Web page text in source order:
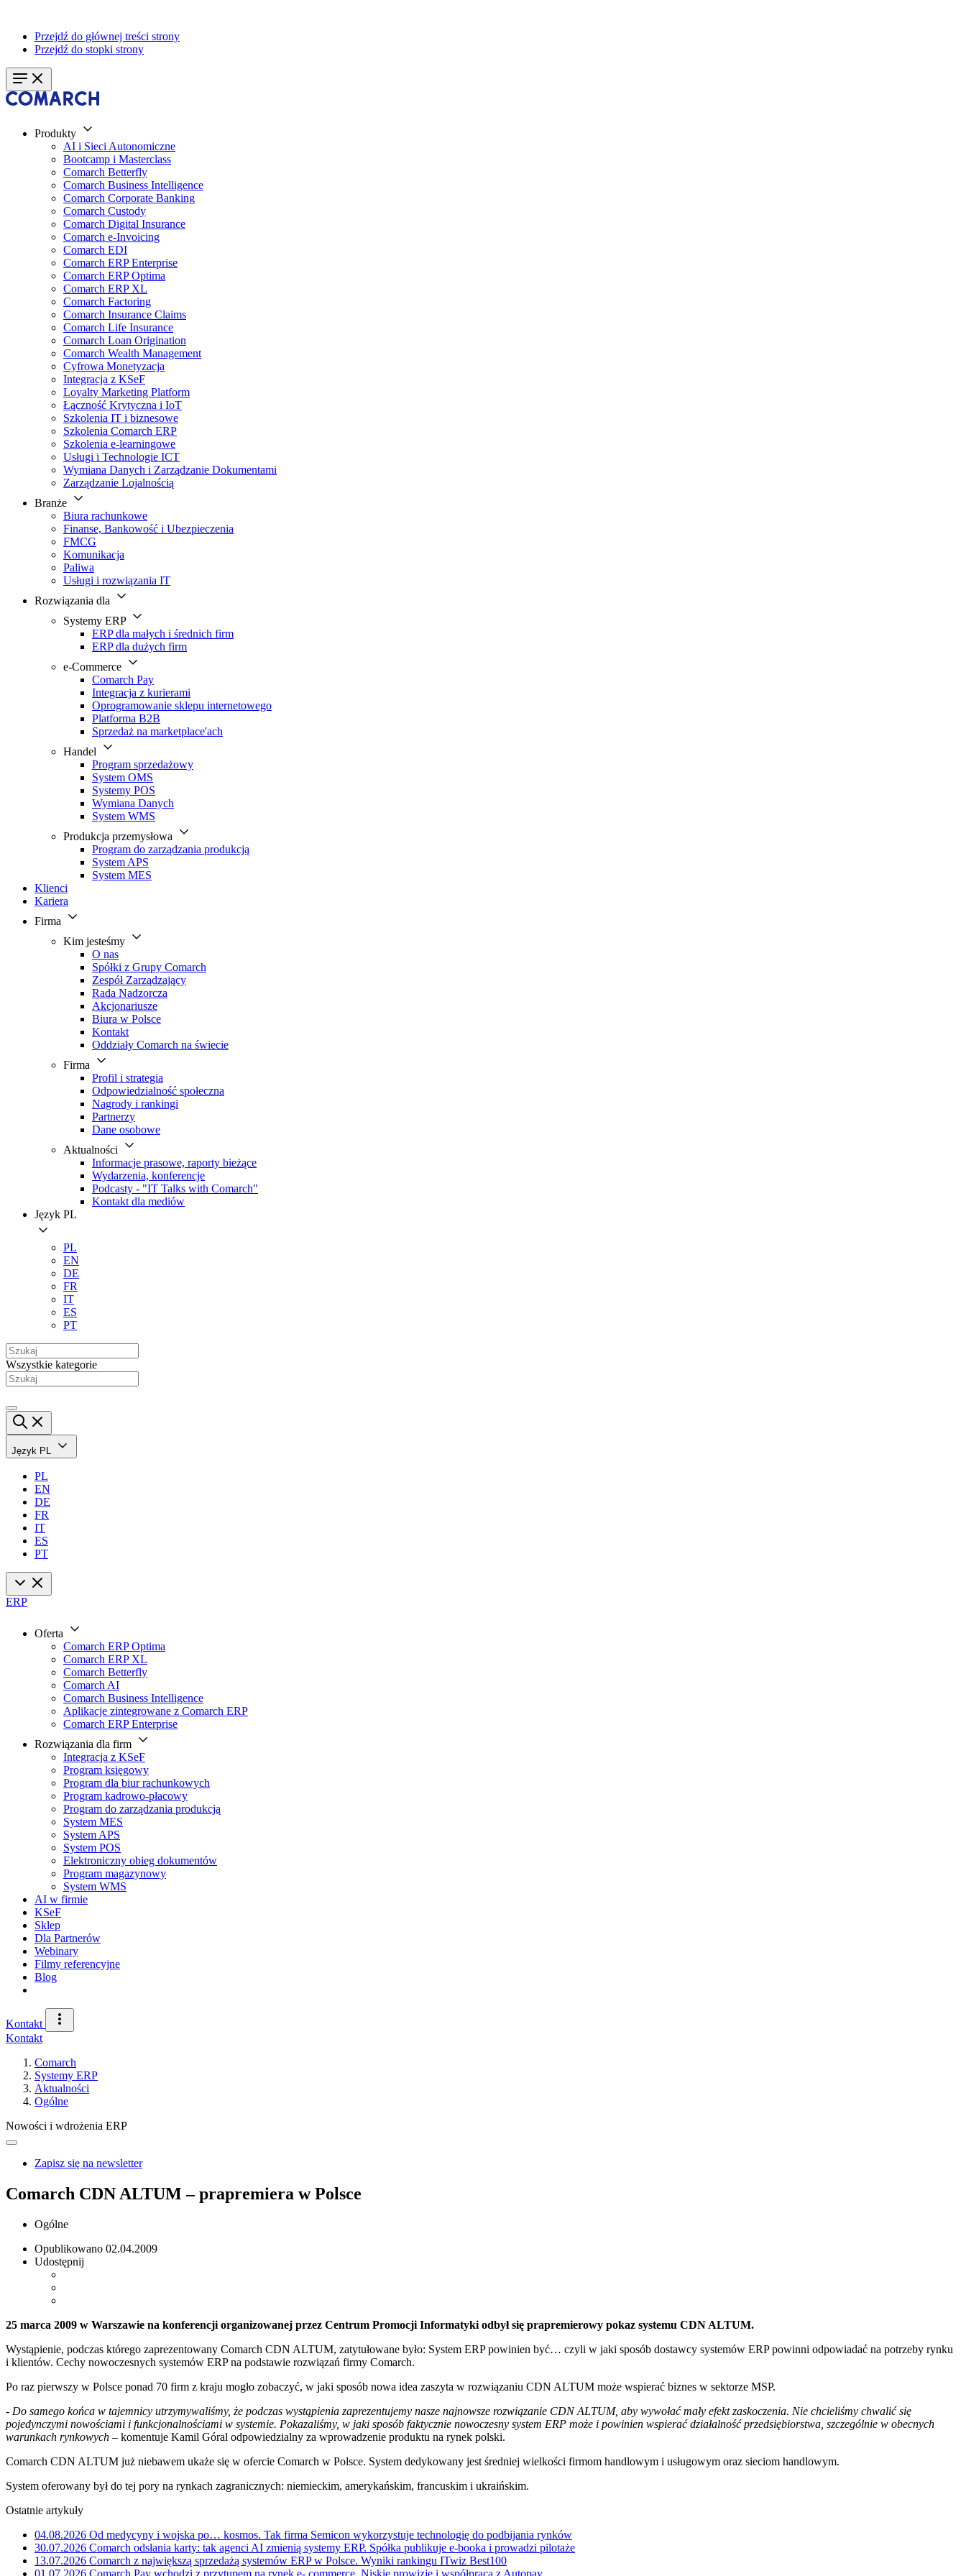
Przejdź do głównej treści strony
Przejdź do stopki strony
Produkty
AI i Sieci Autonomiczne
Bootcamp i Masterclass
Comarch Betterfly
Comarch Business Intelligence
Comarch Corporate Banking
Comarch Custody
Comarch Digital Insurance
Comarch e-Invoicing
Comarch EDI
Comarch ERP Enterprise
Comarch ERP Optima
Comarch ERP XL
Comarch Factoring
Comarch Insurance Claims
Comarch Life Insurance
Comarch Loan Origination
Comarch Wealth Management
Cyfrowa Monetyzacja
Integracja z KSeF
Loyalty Marketing Platform
Łączność Krytyczna i IoT
Szkolenia IT i biznesowe
Szkolenia Comarch ERP
Szkolenia e-learningowe
Usługi i Technologie ICT
Wymiana Danych i Zarządzanie Dokumentami
Zarządzanie Lojalnością
Branże
Biura rachunkowe
Finanse, Bankowość i Ubezpieczenia
FMCG
Komunikacja
Paliwa
Usługi i rozwiązania IT
Rozwiązania dla
Systemy ERP
ERP dla małych i średnich firm
ERP dla dużych firm
e-Commerce
Comarch Pay
Integracja z kurierami
Oprogramowanie sklepu internetowego
Platforma B2B
Sprzedaż na marketplace'ach
Handel
Program sprzedażowy
System OMS
Systemy POS
Wymiana Danych
System WMS
Produkcja przemysłowa
Program do zarządzania produkcją
System APS
System MES
Klienci
Kariera
Firma
Kim jesteśmy
O nas
Spółki z Grupy Comarch
Zespół Zarządzający
Rada Nadzorcza
Akcjonariusze
Biura w Polsce
Kontakt
Oddziały Comarch na świecie
Firma
Profil i strategia
Odpowiedzialność społeczna
Nagrody i rankingi
Partnerzy
Dane osobowe
Aktualności
Informacje prasowe, raporty bieżące
Wydarzenia, konferencje
Podcasty - "IT Talks with Comarch"
Kontakt dla mediów
Język PL
PL
EN
DE
FR
IT
ES
PT
Wszystkie kategorie
Język PL
PL
EN
DE
FR
IT
ES
PT
ERP
Oferta
Comarch ERP Optima
Comarch ERP XL
Comarch Betterfly
Comarch AI
Comarch Business Intelligence
Aplikacje zintegrowane z Comarch ERP
Comarch ERP Enterprise
Rozwiązania dla firm
Integracja z KSeF
Program księgowy
Program dla biur rachunkowych
Program kadrowo-płacowy
Program do zarządzania produkcją
System MES
System APS
System POS
Elektroniczny obieg dokumentów
Program magazynowy
System WMS
AI w firmie
KSeF
Sklep
Dla Partnerów
Webinary
Filmy referencyjne
Blog
Kontakt
Kontakt
Comarch
Systemy ERP
Aktualności
Ogólne
Nowości i wdrożenia ERP
Zapisz się na newsletter
Comarch CDN ALTUM – prapremiera w Polsce
Ogólne
Opublikowano 02.04.2009
Udostępnij
25 marca 2009 w Warszawie na konferencji organizowanej przez Centrum Promocji Informatyki odbył się prapremierowy pokaz systemu CDN ALTUM.
Wystąpienie, podczas którego zaprezentowany Comarch CDN ALTUM, zatytułowane było: System ERP powinien być… czyli w jaki sposób dostawcy systemów ERP powinni odpowiadać na potrzeby rynku
i klientów. Cechy nowoczesnych systemów ERP na podstawie rozwiązań firmy Comarch.
Po raz pierwszy w Polsce ponad 70 firm z kraju mogło zobaczyć, w jaki sposób nowa idea zaszyta w rozwiązaniu CDN ALTUM może wspierać biznes w sektorze MSP.
- Do samego końca w tajemnicy utrzymywaliśmy, że podczas wystąpienia zaprezentujemy nasze najnowsze rozwiązanie CDN ALTUM, aby wywołać mały efekt zaskoczenia. Nie chcieliśmy chwalić się
pojedynczymi nowościami i funkcjonalnościami w systemie. Pokazaliśmy, w jaki sposób faktycznie nowoczesny system ERP może i powinien wspierać działalność przedsiębiorstwa, szczególnie w obecnych
warunkach rynkowych – komentuje Kamil Góral odpowiedzialny za wprowadzenie produktu na rynek polski.
Comarch CDN ALTUM już niebawem ukaże się w ofercie Comarch w Polsce. System dedykowany jest średniej wielkości firmom handlowym i usługowym oraz sieciom handlowym.
System oferowany był do tej pory na rynkach zagranicznych: niemieckim, amerykańskim, francuskim i ukraińskim.
Ostatnie artykuły
04.08.2026 Od medycyny i wojska po… kosmos. Tak firma Semicon wykorzystuje technologię do podbijania rynków
30.07.2026 Comarch odsłania karty: tak agenci AI zmienią systemy ERP. Spółka publikuje e-booka i prowadzi pilotaże
13.07.2026 Comarch z największą sprzedażą systemów ERP w Polsce. Wyniki rankingu ITwiz Best100
01.07.2026 Comarch Pay wchodzi z przytupem na rynek e- commerce. Niskie prowizje i współpraca z Autopay